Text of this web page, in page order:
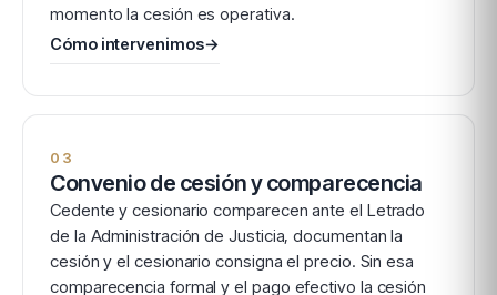
momento la cesión es operativa.
Cómo intervenimos→
03
Convenio de cesión y comparecencia
Cedente y cesionario comparecen ante el Letrado
de la Administración de Justicia, documentan la
cesión y el cesionario consigna el precio. Sin esa
comparecencia formal y el pago efectivo la cesión